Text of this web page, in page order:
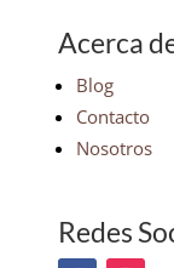
Acerca
Blog
Contacto
Nosotros
Redes